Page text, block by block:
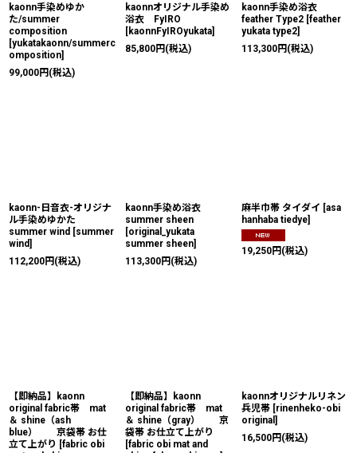
kaonn手染めゆか
た/summer
composition
[yukatakaonn/summerc
omposition]
99,000円 (税込)
kaonnオリジナル手染め
浴衣 FyIRO
[kaonnFyIROyukata]
85,800円 (税込)
kaonn手染め浴衣
feather Type2 [feather
yukata type2]
113,300円 (税込)
kaonn-日音衣-オリジナ
ル手染めゆかた
summer wind [summer
wind]
112,200円 (税込)
kaonn手染め浴衣
summer sheen
[original_yukata
summer sheen]
113,300円 (税込)
麻半巾帯 タイダイ [asa
hanhaba tiedye]
19,250円 (税込)
【即納品】kaonn
original fabric帯 mat
＆ shine（ash
blue） 京袋帯 お仕
立て上がり [fabric obi
【即納品】kaonn
original fabric帯 mat
＆ shine（gray） 京
袋帯 お仕立て上がり
[fabric obi mat and
kaonnオリジナルリネン
兵児帯 [rinenheko-obi
original ]
16,500円 (税込)